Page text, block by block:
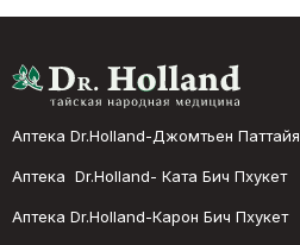
Аптека Dr.Holland-Джомтьен Паттайя
Аптека Dr.Holland- Ката Бич Пхукет
Аптека Dr.Holland-Карон Бич Пхукет